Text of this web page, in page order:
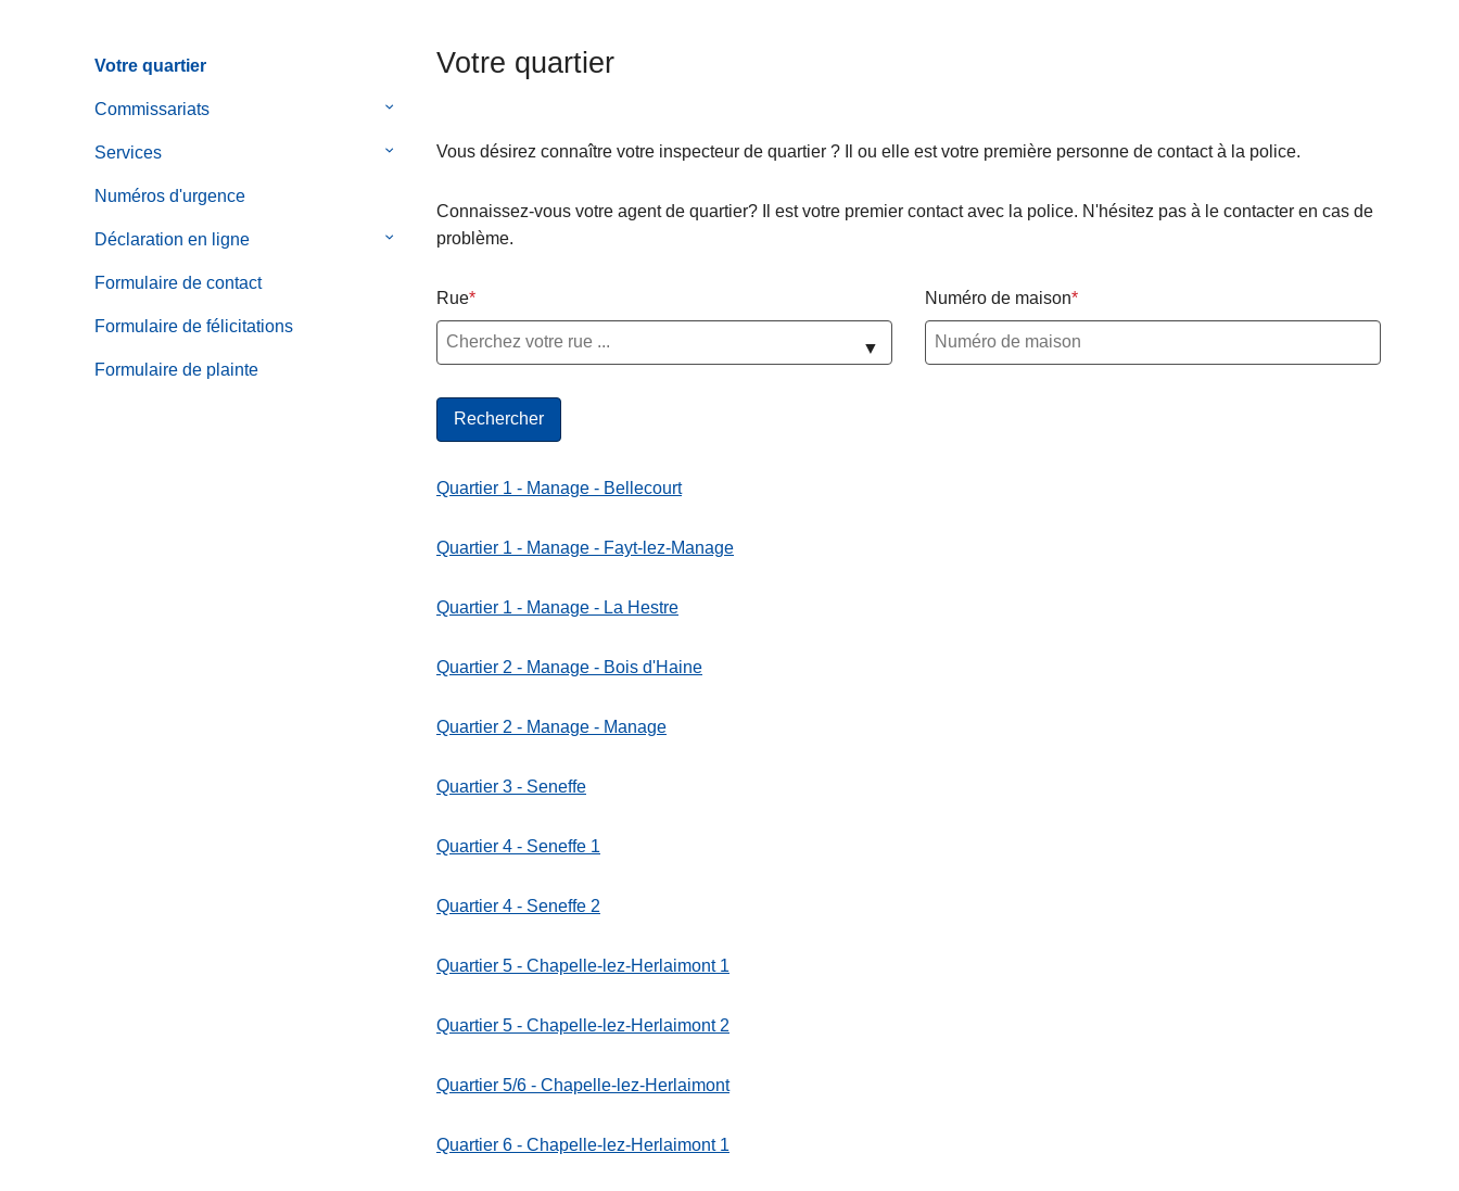
Votre quartier
Commissariats‎
le
Commissariats‎
Services
le
de
Numéros d'urgence
Déclaration en ligne
le
Déclaration
Formulaire de contact
Formulaire de félicitations
Formulaire de plainte
Votre quartier
Vous désirez connaître votre inspecteur de quartier ? Il ou elle est votre première personne de contact à la police.
Connaissez-vous votre agent de quartier? Il est votre premier contact avec la police. N'hésitez pas à le contacter en cas de
problème.
Rue
▼
Numéro de maison
Quartier 1 - Manage - Bellecourt
Quartier 1 - Manage - Fayt-lez-Manage
Quartier 1 - Manage - La Hestre
Quartier 2 - Manage - Bois d'Haine
Quartier 2 - Manage - Manage
Quartier 3 - Seneffe
Quartier 4 - Seneffe 1
Quartier 4 - Seneffe 2
Quartier 5 - Chapelle-lez-Herlaimont 1
Quartier 5 - Chapelle-lez-Herlaimont 2
Quartier 5/6 - Chapelle-lez-Herlaimont
Quartier 6 - Chapelle-lez-Herlaimont 1